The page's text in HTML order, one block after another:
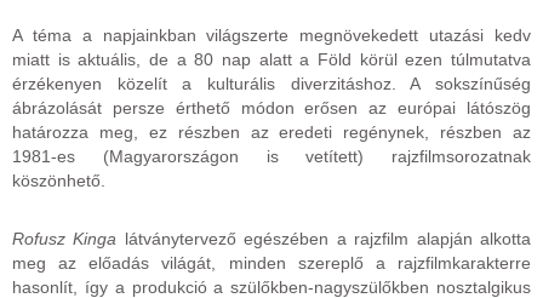
A téma a napjainkban világszerte megnövekedett utazási kedv
miatt is aktuális, de a 80 nap alatt a Föld körül ezen túlmutatva
érzékenyen közelít a kulturális diverzitáshoz. A sokszínűség
ábrázolását persze érthető módon erősen az európai látószög
határozza meg, ez részben az eredeti regénynek, részben az
1981-es (Magyarországon is vetített) rajzfilmsorozatnak
köszönhető.
Rofusz Kinga látványtervező egészében a rajzfilm alapján alkotta
meg az előadás világát, minden szereplő a rajzfilmkarakterre
hasonlít, így a produkció a szülőkben-nagyszülőkben nosztalgikus